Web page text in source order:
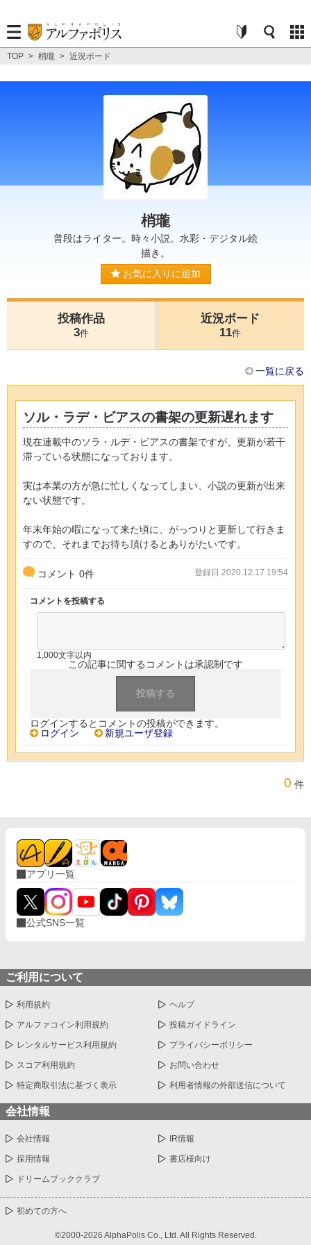
TOP > 梢瓏 > 近況ボード
梢瓏
普段はライター。時々小説。水彩・デジタル絵
描き。
お気に入りに追加
投稿作品
3件
近況ボード
11件
一覧に戻る
ソル・ラデ・ビアスの書架の更新遅れます
現在連載中のソラ・ルデ・ビアスの書架ですが、更新が若干
滞っている状態になっております。
実は本業の方が急に忙しくなってしまい、小説の更新が出来
ない状態です。
年末年始の暇になって来た頃に、がっつりと更新して行きま
すので、それまでお待ち頂けるとありがたいです。
コメント 0件 登録日 2020.12.17 19:54
コメントを投稿する
1,000文字以内
この記事に関するコメントは承認制です
ログインするとコメントの投稿ができます。
ログイン
新規ユーザ登録
0 件
アプリ一覧
公式SNS一覧
ご利用について
利用規約 ヘルプ
アルファコイン利用規約 投稿ガイドライン
レンタルサービス利用規約 プライバシーポリシー
スコア利用規約 お問い合わせ
特定商取引法に基づく表示 利用者情報の外部送信について
会社情報
会社情報 IR情報
採用情報 書店様向け
ドリームブッククラブ
初めての方へ
©2000-2026 AlphaPolis Co., Ltd. All Rights Reserved.